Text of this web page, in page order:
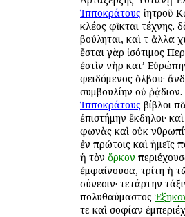
Ἱπποκράτους ἰητροῦ
κλέος ἀφῖκται
βούληται, καὶ τ ἄλλα
ἔσται γὰρ ἰσότιμος
ἐστὶν ἀνὴρ κατ’
φειδόμενος ὄλβου·
συμβουλίην οὐ
Ἱπποκράτους βίβλοι
ἐπιστήμην ἔκδηλοι·
φωνὰς καὶ οὐκ
ἐν πρώτοις καὶ ἡμεῖς
ἡ τὸν ὅρκον
ἐμφαίνουσα, τρίτη ἡ
σύνεσιν· τετάρτην
πολυθαύμαστος
τε καὶ σοφίαν